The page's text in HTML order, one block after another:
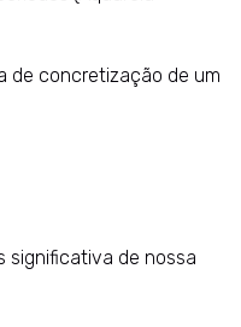
de concretização de um
significativa de nossa